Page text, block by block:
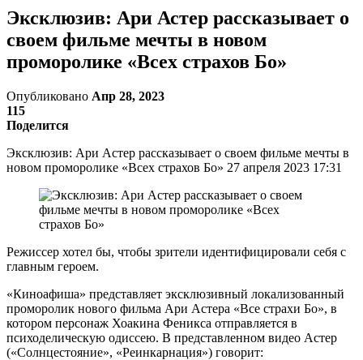
Эксклюзив: Ари Астер рассказывает о
своем фильме мечты в новом
проморолике «Всех страхов Бо»
Опубликовано Апр 28, 2023
115
Поделится
Эксклюзив: Ари Астер рассказывает о своем фильме мечты в
новом проморолике «Всех страхов Бо» 27 апреля 2023 17:31
Режиссер хотел бы, чтобы зрители идентифицировали себя с
главным героем.
«Киноафиша» представляет эксклюзивный локализованный
проморолик нового фильма Ари Астера «Все страхи Бо», в
котором персонаж Хоакина Феникса отправляется в
психоделическую одиссею. В представленном видео Астер
(«Солнцестояние», «Реинкарнация») говорит: